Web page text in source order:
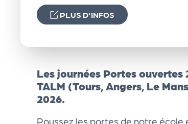
PLUS D'INFOS
Les journées Portes ouvertes
TALM (Tours, Angers, Le
2026.
Poussez les portes de notre école
e
n
d
a